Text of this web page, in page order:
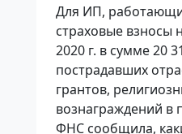
Для ИП,
страховые взносы
2020 г. в сумме 20
пострадавших
грантов,
вознаграждений в
ФНС сообщила,